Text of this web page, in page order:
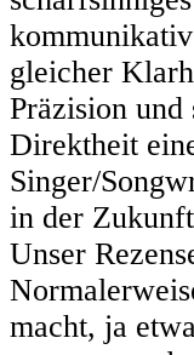
gleicher
Präzision und
Direktheit
Singer/
in der
Unser
macht, ja